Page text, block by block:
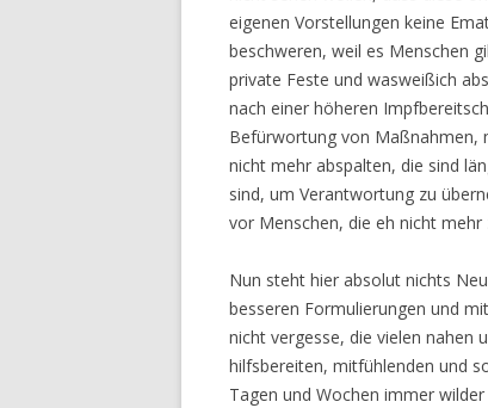
eigenen Vorstellungen keine
beschweren, weil es Menschen
private Feste und wasweißich
nach einer höheren
Befürwortung von Maßnahmen,
nicht mehr abspalten, die sind
sind, um Verantwortung zu
vor Menschen, die eh nicht
Nun steht hier absolut nichts
besseren Formulierungen und
nicht vergesse, die vielen nahen
hilfsbereiten, mitfühlenden und
Tagen und Wochen immer